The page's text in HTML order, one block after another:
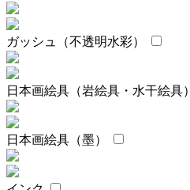
ガッシュ（不透明水彩）
日本画絵具（岩絵具・水干絵具）
日本画絵具（墨）